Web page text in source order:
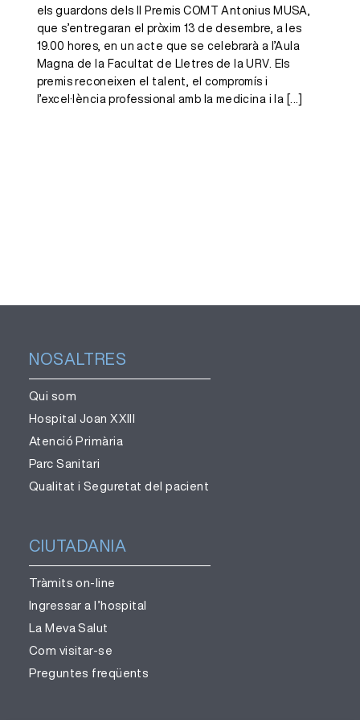
els guardons dels II Premis COMT Antonius MUSA,
que s’entregaran el pròxim 13 de desembre, a les
19.00 hores, en un acte que se celebrarà a l’Aula
Magna de la Facultat de Lletres de la URV. Els
premis reconeixen el talent, el compromís i
l’excel·lència professional amb la medicina i la [...]
NOSALTRES
Qui som
Hospital Joan XXIII
Atenció Primària
Parc Sanitari
Qualitat i Seguretat del pacient
CIUTADANIA
Tràmits on-line
Ingressar a l’hospital
La Meva Salut
Com visitar-se
Preguntes freqüents